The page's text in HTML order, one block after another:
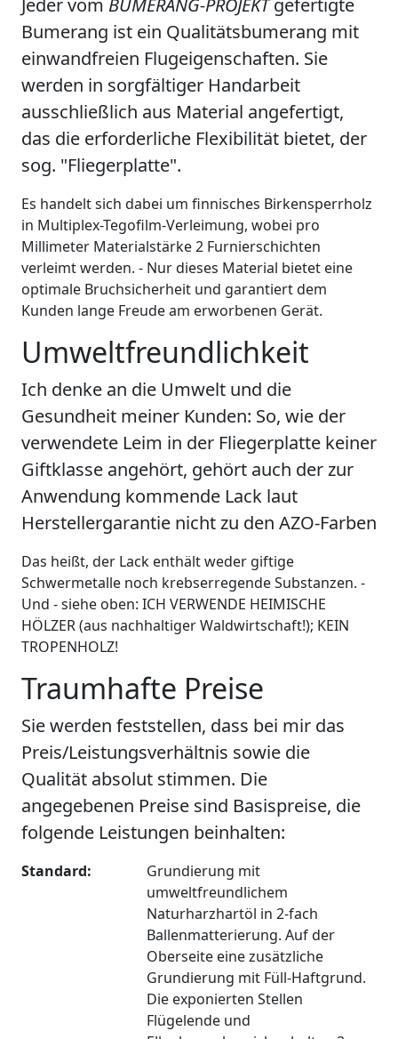
Jeder vom BUMERANG-PROJEKTgefertigte
Bumerang ist ein Qualitätsbumerang mit
einwandfreien Flugeigenschaften. Sie
werden in sorgfältiger Handarbeit
ausschließlich aus Material angefertigt,
das die erforderliche Flexibilität bietet, der
sog. "Fliegerplatte".
Es handelt sich dabei um finnisches Birkensperrholz
in Multiplex-Tegofilm-Verleimung, wobei pro
Millimeter Materialstärke 2 Furnierschichten
verleimt werden. - Nur dieses Material bietet eine
optimale Bruchsicherheit und garantiert dem
Kunden lange Freude am erworbenen Gerät.
Umweltfreundlichkeit
Ich denke an die Umwelt und die
Gesundheit meiner Kunden: So, wie der
verwendete Leim in der Fliegerplatte keiner
Giftklasse angehört, gehört auch der zur
Anwendung kommende Lack laut
Herstellergarantie nicht zu den AZO-Farben
Das heißt, der Lack enthält weder giftige
Schwermetalle noch krebserregende Substanzen. -
Und - siehe oben: ICH VERWENDE HEIMISCHE
HÖLZER (aus nachhaltiger Waldwirtschaft!); KEIN
TROPENHOLZ!
Traumhafte Preise
Sie werden feststellen, dass bei mir das
Preis/Leistungsverhältnis sowie die
Qualität absolut stimmen. Die
angegebenen Preise sind Basispreise, die
folgende Leistungen beinhalten:
Standard:
Grundierung mit
umweltfreundlichem
Naturharzhartöl in 2-fach
Ballenmatterierung. Auf der
Oberseite eine zusätzliche
Grundierung mit Füll-Haftgrund.
Die exponierten Stellen
Flügelende und